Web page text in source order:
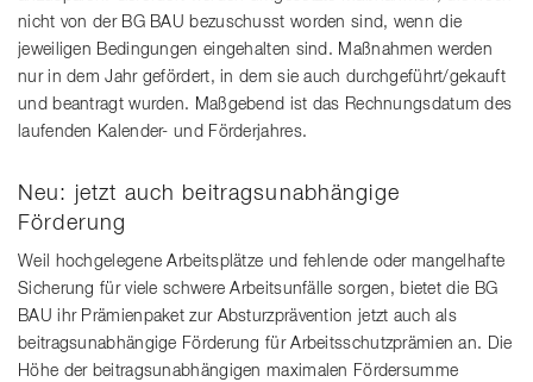
nicht von der BG BAU bezuschusst worden sind, wenn die
jeweiligen Bedingungen eingehalten sind. Maßnahmen werden
nur in dem Jahr gefördert, in dem sie auch durchgeführt/gekauft
und beantragt wurden. Maßgebend ist das Rechnungsdatum des
laufenden Kalender- und Förderjahres.
Neu: jetzt auch beitragsunabhängige
Förderung
Weil hochgelegene Arbeitsplätze und fehlende oder mangelhafte
Sicherung für viele schwere Arbeitsunfälle sorgen, bietet die BG
BAU ihr Prämienpaket zur Absturzprävention jetzt auch als
beitragsunabhängige Förderung für Arbeitsschutzprämien an. Die
Höhe der beitragsunabhängigen maximalen Fördersumme